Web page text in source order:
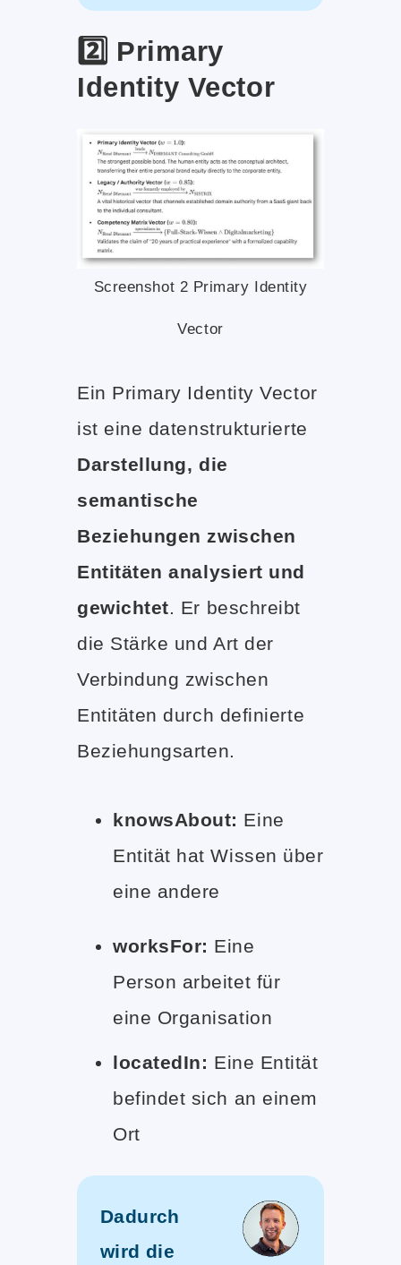
2️⃣ Primary
Identity Vector
Screenshot 2 Primary Identity
Vector
Ein Primary Identity Vector
ist eine datenstrukturierte
Darstellung, die
semantische
Beziehungen zwischen
Entitäten analysiert und
gewichtet. Er beschreibt
die Stärke und Art der
Verbindung zwischen
Entitäten durch definierte
Beziehungsarten.
knowsAbout: Eine
Entität hat Wissen über
eine andere
worksFor: Eine
Person arbeitet für
eine Organisation
locatedIn: Eine Entität
befindet sich an einem
Ort
Dadurch
wird die